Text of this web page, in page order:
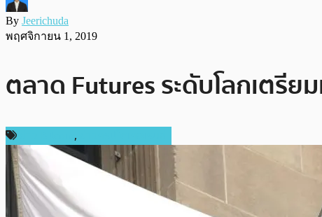
By Jeerichuda
พฤศจิกายน 1, 2019
ตลาด Futures ระดับโลกเตรี
,